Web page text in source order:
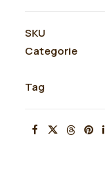
SKU
Categorie
Tag